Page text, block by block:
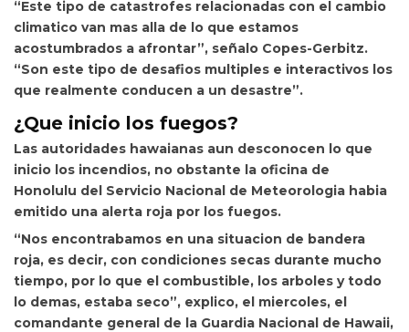
“Este tipo de catastrofes relacionadas con el cambio
climatico van mas alla de lo que estamos
acostumbrados a afrontar”, señalo Copes-Gerbitz.
“Son este tipo de desafios multiples e interactivos los
que realmente conducen a un desastre”.
¿Que inicio los fuegos?
Las autoridades hawaianas aun desconocen lo que
inicio los incendios, no obstante la oficina de
Honolulu del Servicio Nacional de Meteorologia habia
emitido una alerta roja por los fuegos.
“Nos encontrabamos en una situacion de bandera
roja, es decir, con condiciones secas durante mucho
tiempo, por lo que el combustible, los arboles y todo
lo demas, estaba seco”, explico, el miercoles, el
comandante general de la Guardia Nacional de Hawaii,